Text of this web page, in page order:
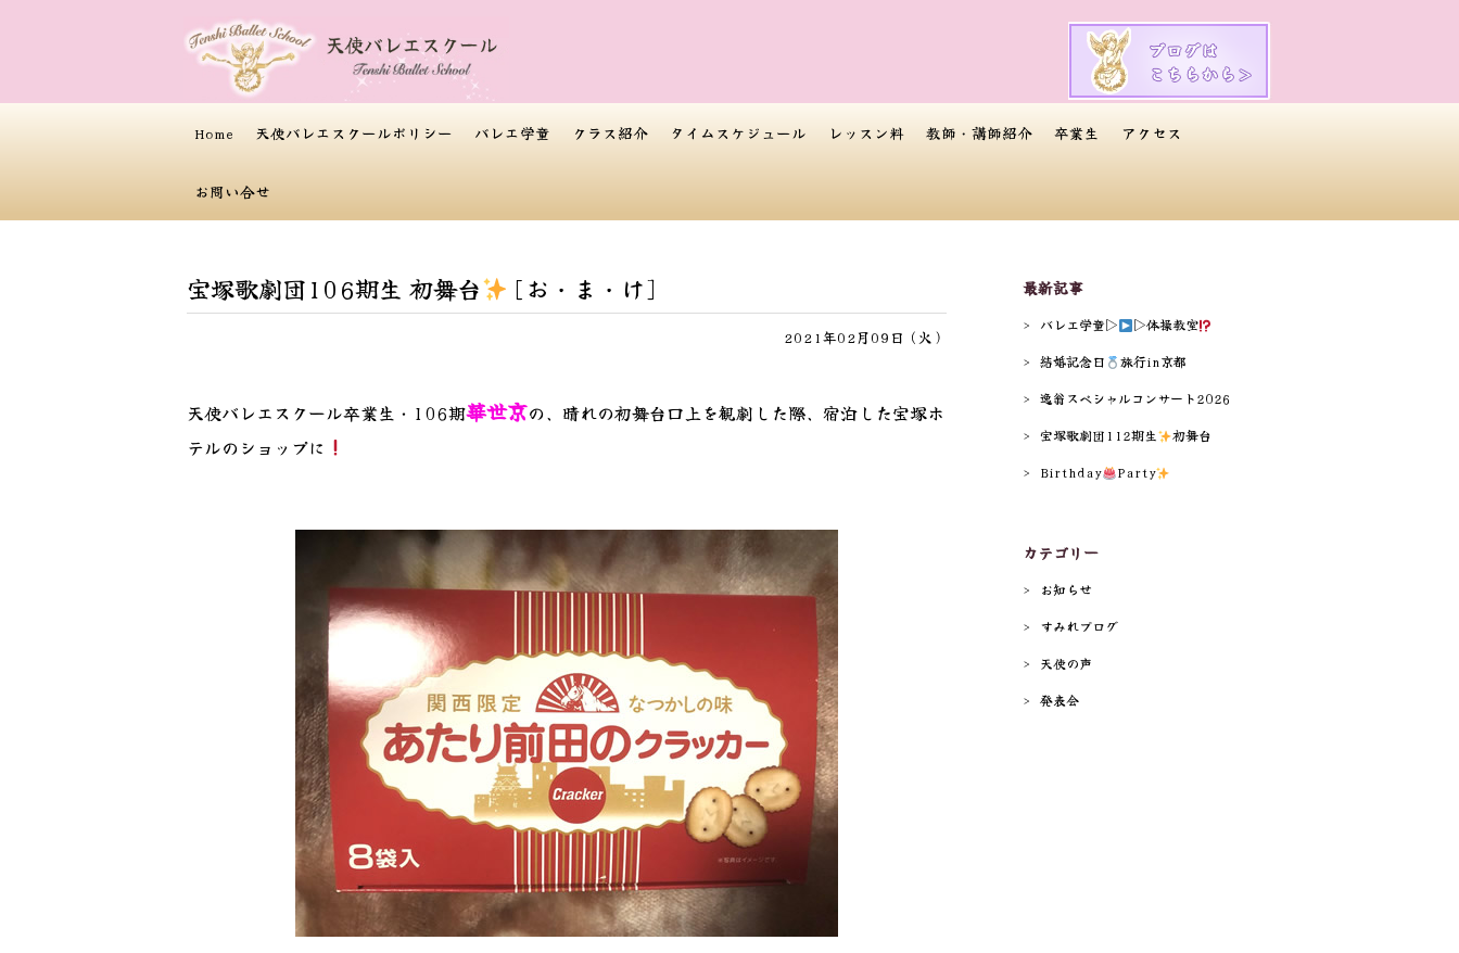
Home 天使バレエスクールポリシー バレエ学童 クラス紹介 タイムスケジュール レッスン料 教師・講師紹介 卒業生 アクセス
お問い合せ
宝塚歌劇団106期生 初舞台 [お・ま・け]
2021年02月09日（火）
天使バレエスクール卒業生・106期華世京の、晴れの初舞台口上を観劇した際、宿泊した宝塚ホ
テルのショップに
最新記事
バレエ学童▷
▷体操教室
結婚記念日
旅行in京都
逸翁スペシャルコンサート2026
宝塚歌劇団112期生
️初舞台
Birthday
Party
カテゴリー
お知らせ
すみれブログ
天使の声
発表会